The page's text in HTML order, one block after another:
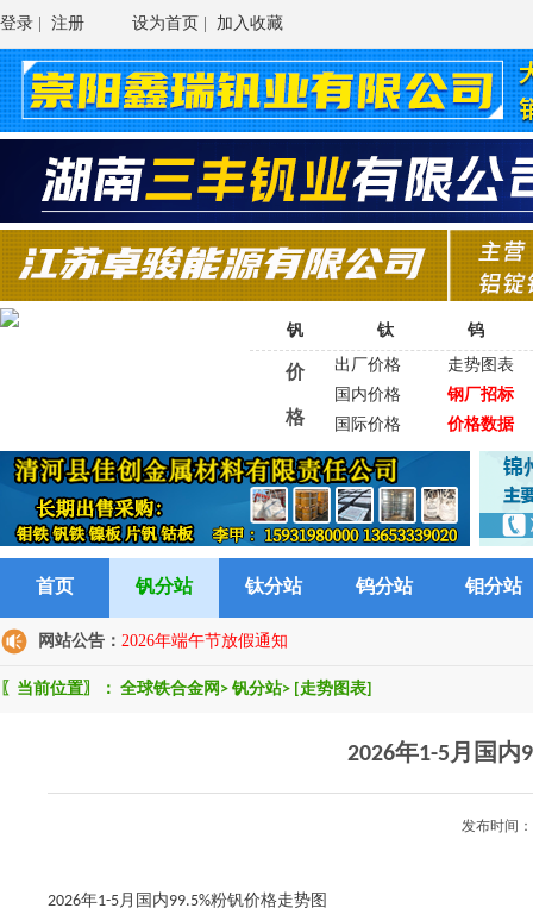
登录 注册 设为首页 加入收藏
钒 钛 钨
价
格
出厂价格
走势图表
国内价格
钢厂招标
国际价格
价格数据
首页 钒分站 钛分站 钨分站 钼分站
网站公告： 2026年端午节放假通知
〖当前位置〗： 全球铁合金网 > 钒分站> [走势图表]
2026年1-5月国内
发布时间
2026年1-5月国内99.5%粉钒价格走势图